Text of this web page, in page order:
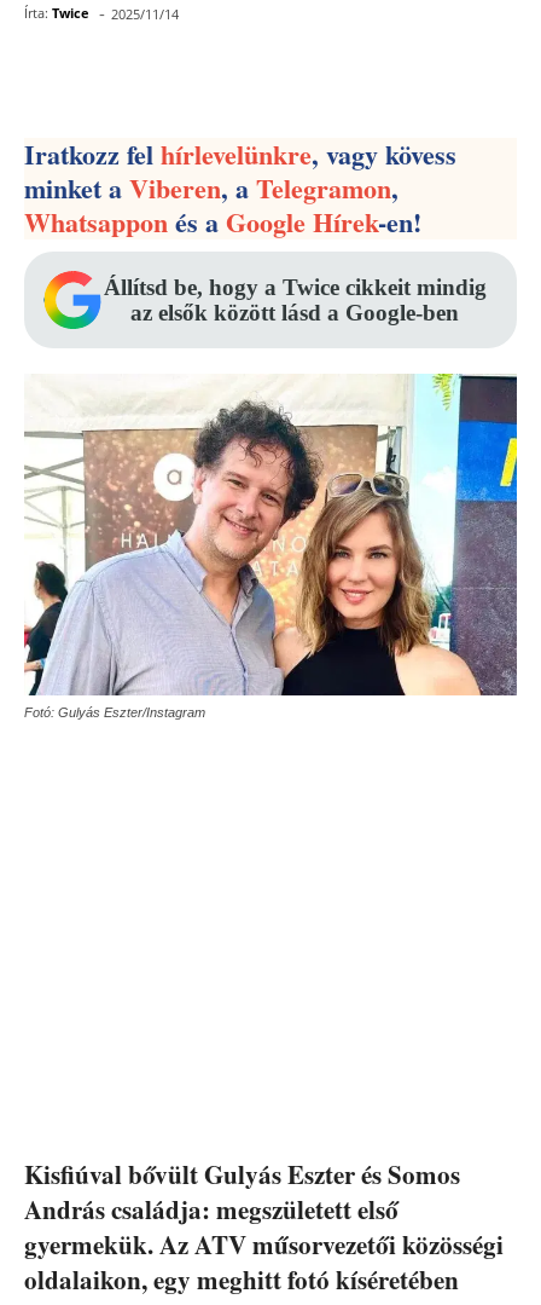
Írta: Twice - 2025/11/14
Iratkozz felhírlevelünkre, vagy kövess
minket aViberen, aTelegramon,
Whatsapponés aGoogle Hírek-en!
Állítsd be, hogy a Twice cikkeit mindig
az elsők között lásd a Google-ben
Fotó: Gulyás Eszter/Instagram
Kisfiúval bővült Gulyás Eszter és Somos
András családja: megszületett első
gyermekük. Az ATV műsorvezetői közösségi
oldalaikon, egy meghitt fotó kíséretében